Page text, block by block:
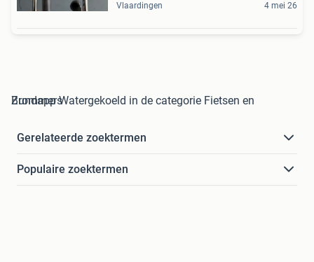
Vlaardingen 4 mei 26
Zundapp Watergekoeld in de categorie Fietsen en Brommers
Gerelateerde zoektermen
Populaire zoektermen